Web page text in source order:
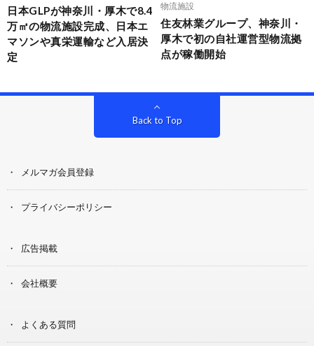
日本GLPが神奈川・厚木で8.4
万㎡の物流施設完成、日本エ
マソンや真栄運輸など入居決
定
物流施設
住友林業グループ、神奈川・
厚木で初の自社運営型物流拠
点が稼働開始
Back to Top
メルマガ会員登録
プライバシーポリシー
広告掲載
会社概要
よくある質問